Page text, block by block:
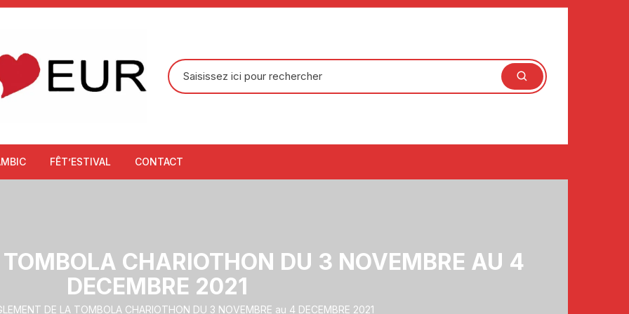
Recherche
pour
FÊT’ESTIVAL CONTACT
CHARIOTHON DU 3 NOVEMBRE AU 4
DECEMBRE 2021
DE LA TOMBOLA CHARIOTHON DU 3 NOVEMBRE au 4 DECEMBRE 2021